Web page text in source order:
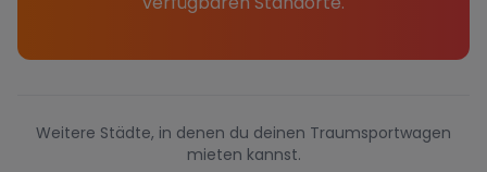
Weitere Städte, in denen du deinen Traumsportwagen
mieten kannst.